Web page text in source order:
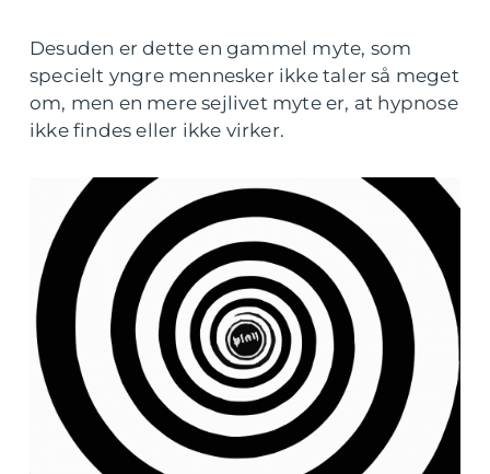
Desuden er dette en gammel myte, som
specielt yngre mennesker ikke taler så meget
om, men en mere sejlivet myte er, at hypnose
ikke findes eller ikke virker.